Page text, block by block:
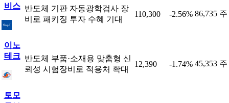
비스 반도체 기판 자동광학검사 장
비로 패키징 투자 수혜 기대
110,300 -2.56% 86,735 주
이노
테크 반도체 부품·소재용 맞춤형 신
뢰성 시험장비로 적용처 확대
12,390 -1.74% 45,353 주
토모